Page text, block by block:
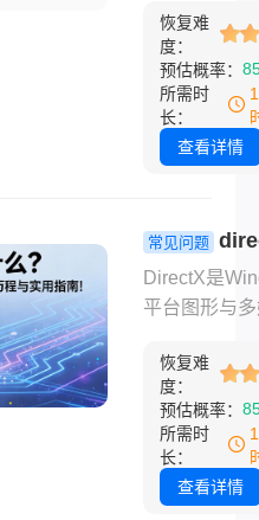
并修复系统
DirectX组件
链接库（
件及运行库
directx修复
么用呢？以
复。
个程序共享
组件。当软
“xxx.dll丢失”
找到xxx.dll”
常意味着系
或病毒感染
复呢？本文
经过验证的
案，涵盖从
好到进阶操
方位指导。
恢复难
度：
预估概率：
所需时
长：
查看详情
常见问题
什么？全面
DirectX的
指南！
DirectX是
平台图形与
directx是什
directx有什
呢？本文权
DirectX定义
作用、版本
恢复难
度：
预估概率：
所需时
长：
查看详情